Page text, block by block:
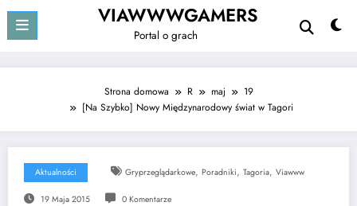
treści
VIAWWWGAMERS
Portal o grach
Strona domowa R maj
19
[Na Szybko] Nowy Międzynarodowy świat w Tagori
Aktualności Gryprzeglądarkowe, Poradniki, Tagoria, Viawww
19 Maja 2015 0 Komentarze